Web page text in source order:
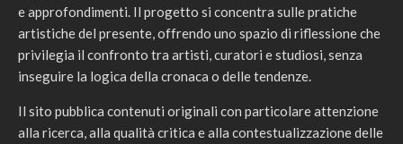
e approfondimenti. Il progetto si concentra sulle pratiche
artistiche del presente, offrendo uno spazio di riflessione che
privilegia il confronto tra artisti, curatori e studiosi, senza
inseguire la logica della cronaca o delle tendenze.
Il sito pubblica contenuti originali con particolare attenzione
alla ricerca, alla qualità critica e alla contestualizzazione delle